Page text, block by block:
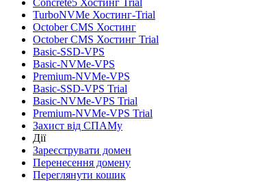
Concrete5 Хостинг Trial
TurboNVMe Хостинг-Trial
October CMS Хостинг
October CMS Хостинг Trial
Basic-SSD-VPS
Basic-NVMe-VPS
Premium-NVMe-VPS
Basic-SSD-VPS Trial
Basic-NVMe-VPS Trial
Premium-NVMe-VPS Trial
Захист від СПАМу
Дії
Зареєструвати домен
Перенесення домену
Переглянути кошик